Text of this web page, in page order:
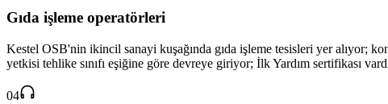
Gıda işleme operatörleri
Kestel OSB'nin ikincil sanayi kuşağında gıda işleme tesisleri yer alıyor;
yetkisi tehlike sınıfı eşiğine göre devreye giriyor; İlk Yardım sertifikası
04